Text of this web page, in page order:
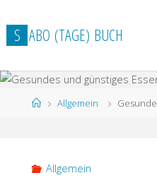
Inhalt
springen
S ABO (TAGE) BUCH
StartAllgemein
Allgemein